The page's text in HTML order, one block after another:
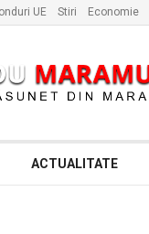
UE Stiri Economie
ACTUALITATE